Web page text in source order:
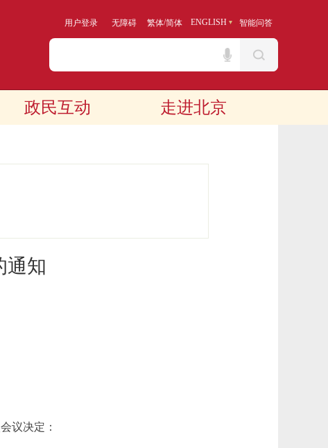
用户登录 无障碍 繁体/简体 ENGLISH 智能问答
政民互动 走进北京
通知
议决定：